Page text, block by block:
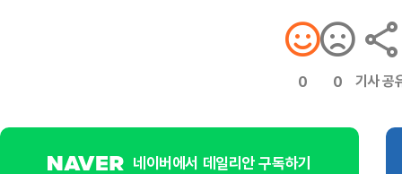
0 0 기사 공
네이버에서 데일리안 구독하기